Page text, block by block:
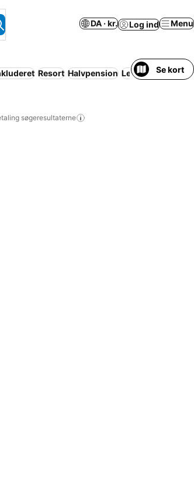
DA · kr. Log ind Menu
Resort Halvpension Lejlighed med
Se kort
søgeresultaterne